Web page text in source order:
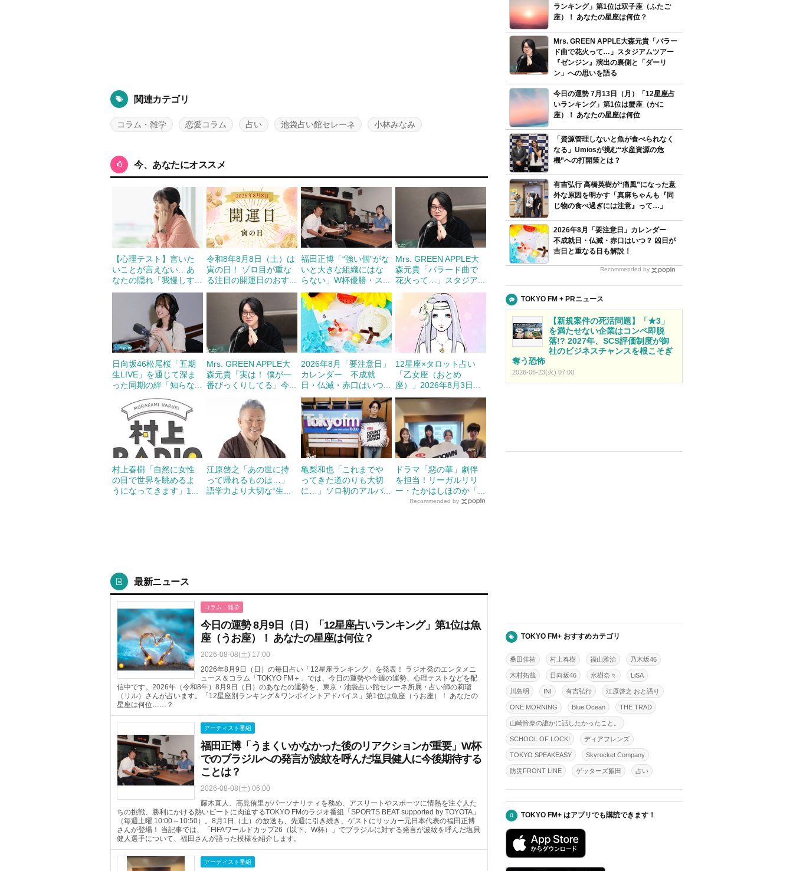
関連カテゴリ
コラム・雑学 恋愛コラム 占い 池袋占い館セレーネ 小林みなみ
今、あなたにオススメ
【心理テスト】言いた
いことが言えない…あ
なたの隠れ「我慢しす...
令和8年8月8日（土）は
寅の日！ ゾロ目が重な
る注目の開運日のおす...
福田正博「“強い個”がな
いと大きな組織にはな
らない」W杯優勝・ス...
Mrs. GREEN APPLE大
森元貴「バラード曲で
花火って…」スタジア...
日向坂46松尾桜「五期
生LIVE」を通じて深ま
った同期の絆「知らな...
Mrs. GREEN APPLE大
森元貴「実は！ 僕が一
番びっくりしてる」今...
2026年8月「要注意日」
カレンダー 不成就
日・仏滅・赤口はいつ...
12星座×タロット占い
「乙女座（おとめ
座）」2026年8月3日...
村上春樹「自然に女性
の目で世界を眺めるよ
うになってきます」1...
江原啓之「あの世に持
って帰れるものは…」
語学力より大切な“生...
亀梨和也「これまでや
ってきた道のりも大切
に…」ソロ初のアルバ...
ドラマ「惡の華」劇伴
を担当！リーガルリリ
ー・たかはしほのか「...
Recommended by
最新ニュース
コラム・雑学
今日の運勢 8月9日（日）「12星座占いランキング」第1位は魚
座（うお座）！ あなたの星座は何位？
2026-08-08(土) 17:00
2026年8月9日（日）の毎日占い「12星座ランキング」を発表！ ラジオ発のエンタメニ
ュース＆コラム「TOKYO FM＋」では、今日の運勢や今週の運勢、心理テストなどを配
信中です。2026年（令和8年）8月9日（日）のあなたの運勢を、東京・池袋占い館セレーネ所属・占い師の莉瑠
（リル）さんが占います。「12星座別ランキング＆ワンポイントアドバイス」第1位は魚座（うお座）！ あなたの
星座は何位……？
アーティスト番組
福田正博「うまくいかなかった後のリアクションが重要」W杯
でのブラジルへの発言が波紋を呼んだ塩貝健人に今後期待する
ことは？
2026-08-08(土) 06:00
藤木直人、高見侑里がパーソナリティを務め、アスリートやスポーツに情熱を注ぐ人た
ちの挑戦、勝利にかける熱いビートに肉迫するTOKYO FMのラジオ番組「SPORTS BEAT supported by TOYOTA」
（毎週土曜 10:00～10:50）。8月1日（土）の放送も、先週に引き続き、ゲストにサッカー元日本代表の福田正博
さんが登場！ 当記事では、「FIFAワールドカップ26（以下、W杯）」でブラジルに対する発言が波紋を呼んだ塩貝
健人選手について、福田さんが語った模様を紹介します。
アーティスト番組
ランキング」第1位は双子座（ふたご
座）！ あなたの星座は何位？
Mrs. GREEN APPLE大森元貴「バラー
ド曲で花火って…」スタジアムツアー
『ゼンジン』演出の裏側と「ダーリ
ン」への思いを語る
今日の運勢 7月13日（月）「12星座占
いランキング」第1位は蟹座（かに
座）！ あなたの星座は何位
「資源管理しないと魚が食べられなく
なる」Umiosが挑む“水産資源の危
機”への打開策とは？
有吉弘行 高橋英樹が“痛風”になった意
外な原因を明かす「真麻ちゃんも『同
じ物の食べ過ぎには注意』って…」
2026年8月「要注意日」カレンダー
不成就日・仏滅・赤口はいつ？ 凶日が
吉日と重なる日も解説！
Recommended by
TOKYO FM + PRニュース
【新規案件の死活問題】「★3」
を満たせない企業はコンペ即脱
落!? 2027年、SCS評価制度が御
社のビジネスチャンスを根こそぎ
奪う恐怖
2026-06-23(火) 07:00
TOKYO FM+ おすすめカテゴリ
桑田佳祐 村上春樹 福山雅治 乃木坂46
木村拓哉 日向坂46 水樹奈々 LiSA
川島明 INI 有吉弘行 江原啓之 おと語り
ONE MORNING Blue Ocean THE TRAD
山崎怜奈の誰かに話したかったこと。
SCHOOL OF LOCK! ディアフレンズ
TOKYO SPEAKEASY Skyrocket Company
防災FRONT LINE ゲッターズ飯田 占い
TOKYO FM+ はアプリでも購読できます！